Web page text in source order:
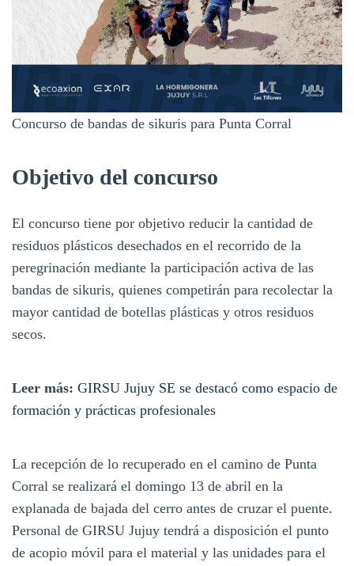
Concurso de bandas de sikuris para Punta Corral
Objetivo del concurso
El concurso tiene por objetivo reducir la cantidad de
residuos plásticos desechados en el recorrido de la
peregrinación mediante la participación activa de las
bandas de sikuris, quienes competirán para recolectar la
mayor cantidad de botellas plásticas y otros residuos
secos.
Leer más: GIRSU Jujuy SE se destacó como espacio de
formación y prácticas profesionales
La recepción de lo recuperado en el camino de Punta
Corral se realizará el domingo 13 de abril en la
explanada de bajada del cerro antes de cruzar el puente.
Personal de GIRSU Jujuy tendrá a disposición el punto
de acopio móvil para el material y las unidades para el